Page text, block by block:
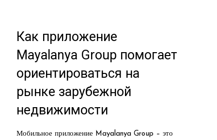
Как приложение
Mayalanya Group помогает
ориентироваться на
рынке зарубежной
недвижимости
Мобильное приложение Mayalanya Group – это